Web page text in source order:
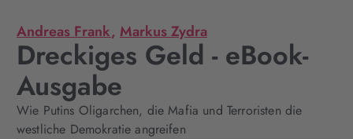
Andreas Frank, Markus Zydra
Dreckiges Geld - eBook-
Ausgabe
Wie Putins Oligarchen, die Mafia und Terroristen die
westliche Demokratie angreifen